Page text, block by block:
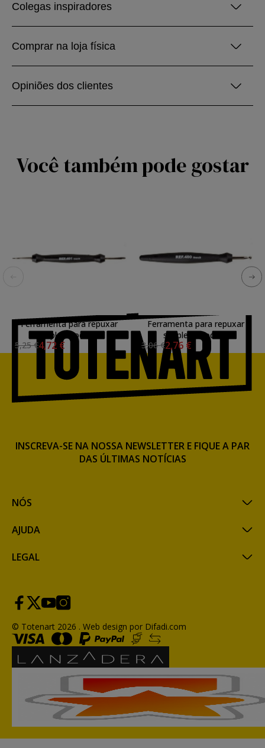
Colegas inspiradores
Comprar na loja física
Opiniões dos clientes
Você também pode gostar
Ferramenta para repuxar
dupla, mod. 02
5,25 €4,72 €
Ferramenta para repuxar
simples, mod. 07
3,06 €2,76 €
NÓS
AJUDA
LEGAL
INSCREVA-SE NA NOSSA NEWSLETTER E FIQUE A PAR
DAS ÚLTIMAS NOTÍCIAS
© Totenart 2026 . Web design por Difadi.com